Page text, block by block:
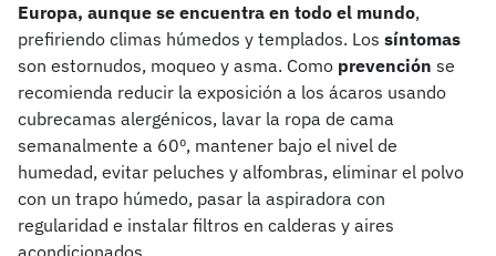
Europa, aunque se encuentra en todo el mundo,
prefiriendo climas húmedos y templados. Los síntomas
son estornudos, moqueo y asma. Como prevención se
recomienda reducir la exposición a los ácaros usando
cubrecamas alergénicos, lavar la ropa de cama
semanalmente a 60º, mantener bajo el nivel de
humedad, evitar peluches y alfombras, eliminar el polvo
con un trapo húmedo, pasar la aspiradora con
regularidad e instalar filtros en calderas y aires
acondicionados.